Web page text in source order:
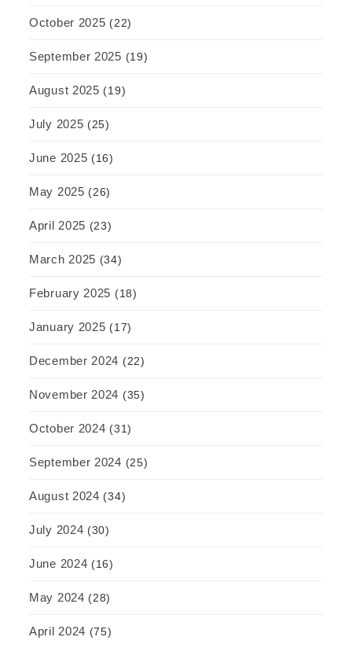
October 2025 (22)
September 2025 (19)
August 2025 (19)
July 2025 (25)
June 2025 (16)
May 2025 (26)
April 2025 (23)
March 2025 (34)
February 2025 (18)
January 2025 (17)
December 2024 (22)
November 2024 (35)
October 2024 (31)
September 2024 (25)
August 2024 (34)
July 2024 (30)
June 2024 (16)
May 2024 (28)
April 2024 (75)